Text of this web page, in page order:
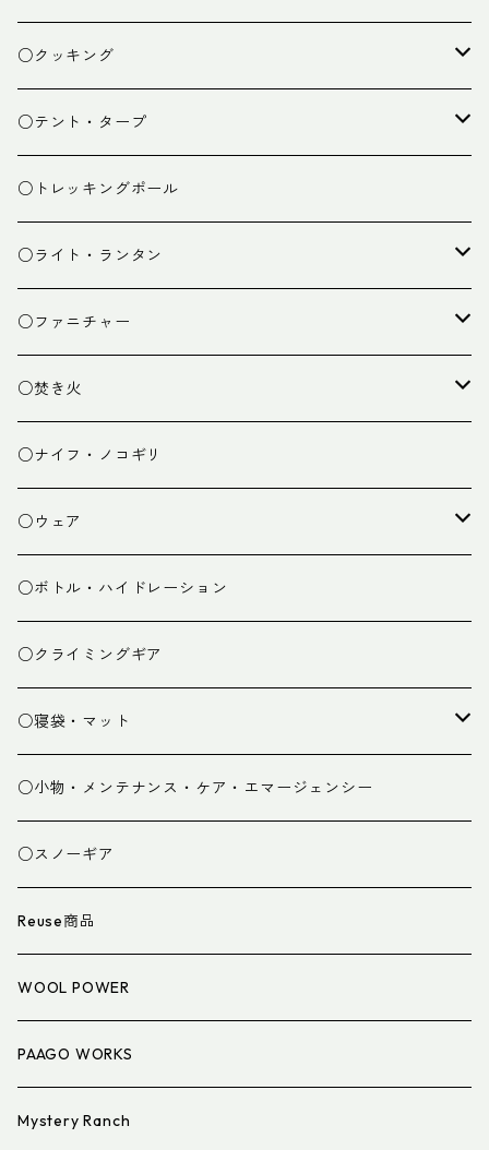
ザック
スタッフバッグ
ザック小物
○クッキング
クッカー
バーナー
カトラリー
クッキング小物
○テント・タープ
テント
タープ
ペグ・ハンマー・小物
○トレッキングポール
○ライト・ランタン
ライト
ランタン
○ファニチャー
テーブル
チェア
○焚き火
焚き火台
焚き火小物
○ナイフ・ノコギリ
○ウェア
ミドルレイヤー
ベースレイヤー
パンツ
グローブ
スパッツ・ゲイター
衣類小物
アイウェア
○ボトル・ハイドレーション
○クライミングギア
○寝袋・マット
寝袋
マット
寝具小物
○小物・メンテナンス・ケア・エマージェンシー
○スノーギア
Reuse商品
WOOL POWER
PAAGO WORKS
Mystery Ranch